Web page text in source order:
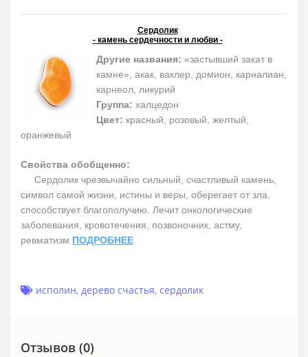
Сердолик
- камень сердечности и любви -
Другие названия: «застывший закат в
камне», акак, ваклер, домион, карналиан,
карнеол, ликурий
Группа: халцедон
Цвет: красный, розовый, желтый,
оранжевый
Свойства обобщенно:
Сердолик чрезвычайно сильный, счастливый камень,
символ самой жизни, истины и веры, оберегает от зла,
способствует благополучию. Лечит онкологические
заболевания, кровотечения, позвоночник, астму,
ревматизм ПОДРОБНЕЕ
исполин, дерево счастья, сердолик
Отзывов (0)